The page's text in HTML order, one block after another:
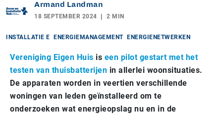
Armand Landman
18 SEPTEMBER 2024 2 MIN
INSTALLATIE E ENERGIEMANAGEMENT ENERGIENETWERKEN
Vereniging Eigen Huis is een pilot gestart met het
testen van thuisbatterijen in allerlei woonsituaties.
De apparaten worden in veertien verschillende
woningen van leden geïnstalleerd om te
onderzoeken wat energieopslag nu en in de